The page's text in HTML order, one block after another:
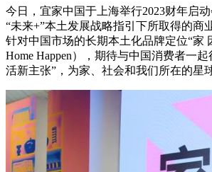
今日，宜家中国于上海举行2023财年启
“未来+”本土发展战略指引下所取得的商
针对中国市场的长期本土化品牌定位“家
Home Happen），期待与中国消费者一
活新主张”，为家、社会和我们所在的星